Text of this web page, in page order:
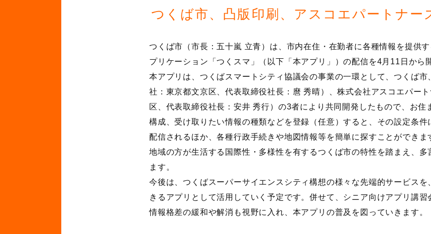
つくば市、凸版印刷、アスコエパートナ
つくば市（市長：五十嵐 立青）は、市内在住・在勤者に各種情報を提供
プリケーション「つくスマ」（以下「本アプリ」）の配信を4月11日から
本アプリは、つくばスマートシティ協議会の事業の一環として、つくば市
社：東京都文京区、代表取締役社長：麿 秀晴）、株式会社アスコエパー
区、代表取締役社長：安井 秀行）の3者により共同開発したもので、お住
構成、受け取りたい情報の種類などを登録（任意）すると、その設定条件
配信されるほか、各種行政手続きや地図情報等を簡単に探すことができま
地域の方が生活する国際性・多様性を有するつくば市の特性を踏まえ、多
ます。
今後は、つくばスーパーサイエンスシティ構想の様々な先端的サービス
きるアプリとして活用していく予定です。併せて、シニア向けアプリ講習
情報格差の緩和や解消も視野に入れ、本アプリの普及を図っていきます。